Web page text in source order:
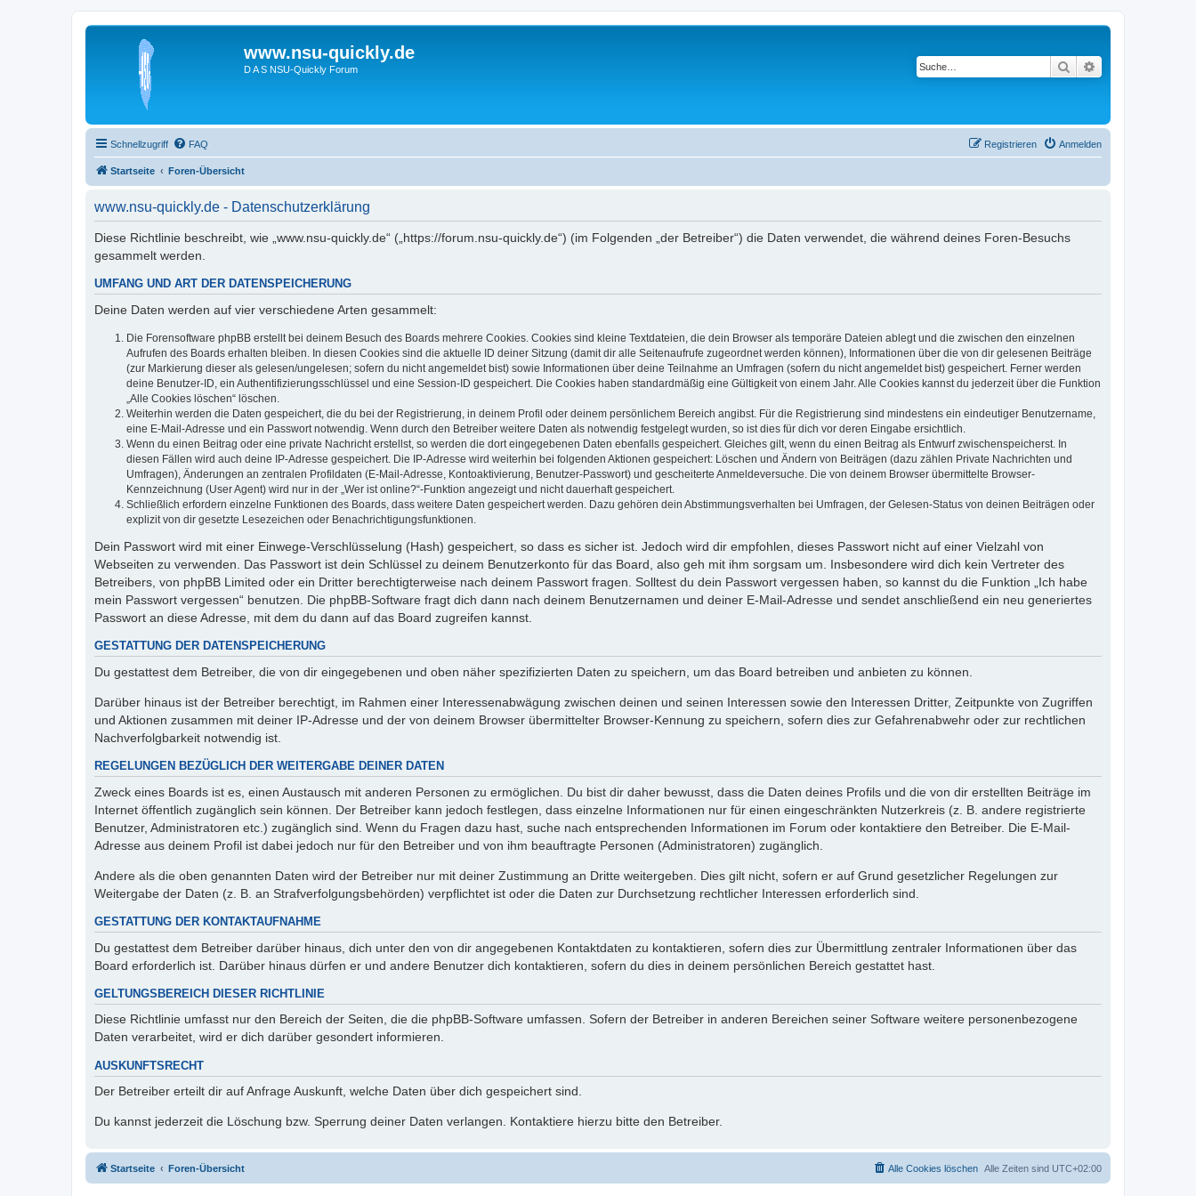
www.nsu-quickly.de
D A S NSU-Quickly Forum Suche
Schnellzugriff FAQ Anmelden
Registrieren
Startseite Foren-Übersicht
www.nsu-quickly.de - Datenschutzerklärung
Diese Richtlinie beschreibt, wie „www.nsu-quickly.de“ („https://forum.nsu-quickly.de“) (im Folgenden „der Betreiber“) die Daten verwendet, die während deines Foren-Besuchs
gesammelt werden.
UMFANG UND ART DER DATENSPEICHERUNG
Deine Daten werden auf vier verschiedene Arten gesammelt:
Die Forensoftware phpBB erstellt bei deinem Besuch des Boards mehrere Cookies. Cookies sind kleine Textdateien, die dein Browser als temporäre Dateien ablegt und die zwischen den einzelnen
Aufrufen des Boards erhalten bleiben. In diesen Cookies sind die aktuelle ID deiner Sitzung (damit dir alle Seitenaufrufe zugeordnet werden können), Informationen über die von dir gelesenen Beiträge
(zur Markierung dieser als gelesen/ungelesen; sofern du nicht angemeldet bist) sowie Informationen über deine Teilnahme an Umfragen (sofern du nicht angemeldet bist) gespeichert. Ferner werden
deine Benutzer-ID, ein Authentifizierungsschlüssel und eine Session-ID gespeichert. Die Cookies haben standardmäßig eine Gültigkeit von einem Jahr. Alle Cookies kannst du jederzeit über die Funktion
„Alle Cookies löschen“ löschen.
Weiterhin werden die Daten gespeichert, die du bei der Registrierung, in deinem Profil oder deinem persönlichem Bereich angibst. Für die Registrierung sind mindestens ein eindeutiger Benutzername,
eine E-Mail-Adresse und ein Passwort notwendig. Wenn durch den Betreiber weitere Daten als notwendig festgelegt wurden, so ist dies für dich vor deren Eingabe ersichtlich.
Wenn du einen Beitrag oder eine private Nachricht erstellst, so werden die dort eingegebenen Daten ebenfalls gespeichert. Gleiches gilt, wenn du einen Beitrag als Entwurf zwischenspeicherst. In
diesen Fällen wird auch deine IP-Adresse gespeichert. Die IP-Adresse wird weiterhin bei folgenden Aktionen gespeichert: Löschen und Ändern von Beiträgen (dazu zählen Private Nachrichten und
Umfragen), Änderungen an zentralen Profildaten (E-Mail-Adresse, Kontoaktivierung, Benutzer-Passwort) und gescheiterte Anmeldeversuche. Die von deinem Browser übermittelte Browser-
Kennzeichnung (User Agent) wird nur in der „Wer ist online?“-Funktion angezeigt und nicht dauerhaft gespeichert.
Schließlich erfordern einzelne Funktionen des Boards, dass weitere Daten gespeichert werden. Dazu gehören dein Abstimmungsverhalten bei Umfragen, der Gelesen-Status von deinen Beiträgen oder
explizit von dir gesetzte Lesezeichen oder Benachrichtigungsfunktionen.
Dein Passwort wird mit einer Einwege-Verschlüsselung (Hash) gespeichert, so dass es sicher ist. Jedoch wird dir empfohlen, dieses Passwort nicht auf einer Vielzahl von
Webseiten zu verwenden. Das Passwort ist dein Schlüssel zu deinem Benutzerkonto für das Board, also geh mit ihm sorgsam um. Insbesondere wird dich kein Vertreter des
Betreibers, von phpBB Limited oder ein Dritter berechtigterweise nach deinem Passwort fragen. Solltest du dein Passwort vergessen haben, so kannst du die Funktion „Ich habe
mein Passwort vergessen“ benutzen. Die phpBB-Software fragt dich dann nach deinem Benutzernamen und deiner E-Mail-Adresse und sendet anschließend ein neu generiertes
Passwort an diese Adresse, mit dem du dann auf das Board zugreifen kannst.
GESTATTUNG DER DATENSPEICHERUNG
Du gestattest dem Betreiber, die von dir eingegebenen und oben näher spezifizierten Daten zu speichern, um das Board betreiben und anbieten zu können.
Darüber hinaus ist der Betreiber berechtigt, im Rahmen einer Interessenabwägung zwischen deinen und seinen Interessen sowie den Interessen Dritter, Zeitpunkte von Zugriffen
und Aktionen zusammen mit deiner IP-Adresse und der von deinem Browser übermittelter Browser-Kennung zu speichern, sofern dies zur Gefahrenabwehr oder zur rechtlichen
Nachverfolgbarkeit notwendig ist.
REGELUNGEN BEZÜGLICH DER WEITERGABE DEINER DATEN
Zweck eines Boards ist es, einen Austausch mit anderen Personen zu ermöglichen. Du bist dir daher bewusst, dass die Daten deines Profils und die von dir erstellten Beiträge im
Internet öffentlich zugänglich sein können. Der Betreiber kann jedoch festlegen, dass einzelne Informationen nur für einen eingeschränkten Nutzerkreis (z. B. andere registrierte
Benutzer, Administratoren etc.) zugänglich sind. Wenn du Fragen dazu hast, suche nach entsprechenden Informationen im Forum oder kontaktiere den Betreiber. Die E-Mail-
Adresse aus deinem Profil ist dabei jedoch nur für den Betreiber und von ihm beauftragte Personen (Administratoren) zugänglich.
Andere als die oben genannten Daten wird der Betreiber nur mit deiner Zustimmung an Dritte weitergeben. Dies gilt nicht, sofern er auf Grund gesetzlicher Regelungen zur
Weitergabe der Daten (z. B. an Strafverfolgungsbehörden) verpflichtet ist oder die Daten zur Durchsetzung rechtlicher Interessen erforderlich sind.
GESTATTUNG DER KONTAKTAUFNAHME
Du gestattest dem Betreiber darüber hinaus, dich unter den von dir angegebenen Kontaktdaten zu kontaktieren, sofern dies zur Übermittlung zentraler Informationen über das
Board erforderlich ist. Darüber hinaus dürfen er und andere Benutzer dich kontaktieren, sofern du dies in deinem persönlichen Bereich gestattet hast.
GELTUNGSBEREICH DIESER RICHTLINIE
Diese Richtlinie umfasst nur den Bereich der Seiten, die die phpBB-Software umfassen. Sofern der Betreiber in anderen Bereichen seiner Software weitere personenbezogene
Daten verarbeitet, wird er dich darüber gesondert informieren.
AUSKUNFTSRECHT
Der Betreiber erteilt dir auf Anfrage Auskunft, welche Daten über dich gespeichert sind.
Du kannst jederzeit die Löschung bzw. Sperrung deiner Daten verlangen. Kontaktiere hierzu bitte den Betreiber.
Startseite Foren-Übersicht Alle Zeiten sind UTC+02:00
Alle Cookies löschen